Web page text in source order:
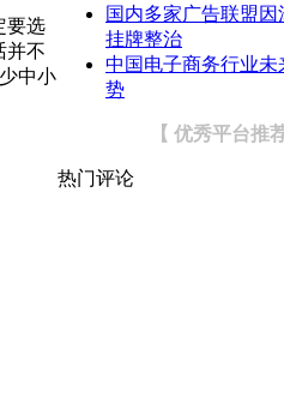
要选
并不
中小
国内多家广告联盟因
挂牌整治
中国电子商务行业未
势
【 优秀平台推
热门评论